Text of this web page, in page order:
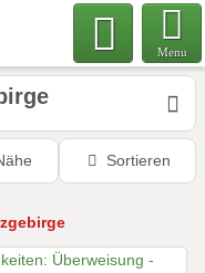
Menu
Sortieren